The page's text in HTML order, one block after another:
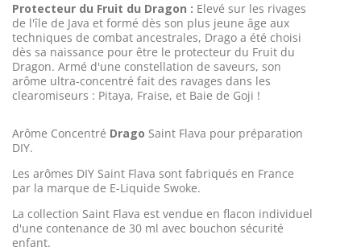
Protecteur du Fruit du Dragon : Elevé sur les rivages
de l'île de Java et formé dès son plus jeune âge aux
techniques de combat ancestrales, Drago a été choisi
dès sa naissance pour être le protecteur du Fruit du
Dragon. Armé d'une constellation de saveurs, son
arôme ultra-concentré fait des ravages dans les
clearomiseurs : Pitaya, Fraise, et Baie de Goji !
Arôme Concentré Drago Saint Flava pour préparation
DIY.
Les arômes DIY Saint Flava sont fabriqués en France
par la marque de E-Liquide Swoke.
La collection Saint Flava est vendue en flacon individuel
d'une contenance de 30 ml avec bouchon sécurité
enfant.